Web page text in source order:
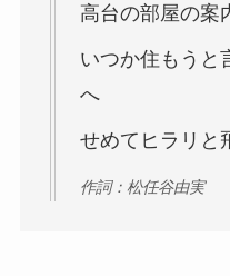
高台の部屋の案
いつか住もうと
へ
せめてヒラリと
作詞：松任谷由実